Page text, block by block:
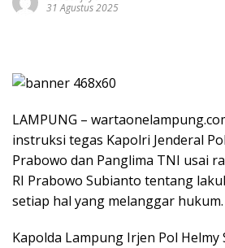
31 Agustus 2025
LAMPUNG –
instruksi tegas Kapolri Jenderal
Prabowo dan Panglima TNI usai
RI Prabowo Subianto tentang
setiap hal yang melanggar
Kapolda Lampung Irjen Pol Helmy